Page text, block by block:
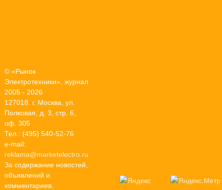
© «Рынок
Электротехники», журнал
2005 - 2026
127018, г. Москва, ул.
Полковая, д. 3, стр. 6,
оф. 305
Тел.: (495) 540-52-76
e-mail:
reklama@marketelectro.ru
За содержание новостей,
объявлений и
комментариев,